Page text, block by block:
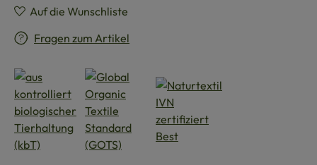
Auf die Wunschliste
Fragen zum Artikel